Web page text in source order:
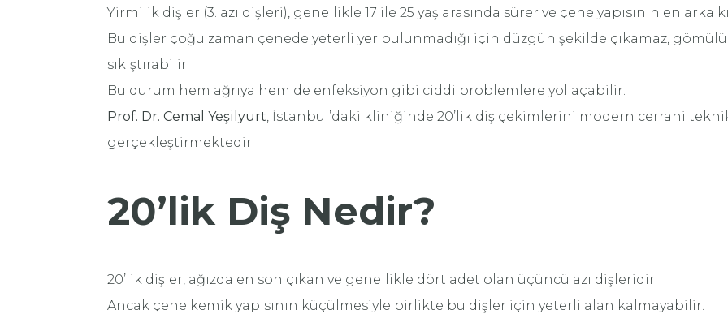
Yirmilik dişler (3. azı dişleri), genellikle 17 ile 25 yaş arasında sürer ve çene yapısının en arka
Bu dişler çoğu zaman çenede yeterli yer bulunmadığı için düzgün şekilde çıkamaz,
sıkıştırabilir.
Bu durum hem ağrıya hem de enfeksiyon gibi ciddi problemlere yol açabilir.
Prof. Dr. Cemal Yeşilyurt, İstanbul’daki kliniğinde 20’lik diş çekimlerini modern cerrahi
gerçekleştirmektedir.
20’lik Diş Nedir?
20’lik dişler, ağızda en son çıkan ve genellikle dört adet olan üçüncü azı dişleridir.
Ancak çene kemik yapısının küçülmesiyle birlikte bu dişler için yeterli alan kalmayabilir.